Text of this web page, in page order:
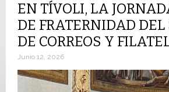
EN TÍVOLI, LA
DE FRATERNIDAD DEL
DE CORREOS Y
Junio 12, 2026